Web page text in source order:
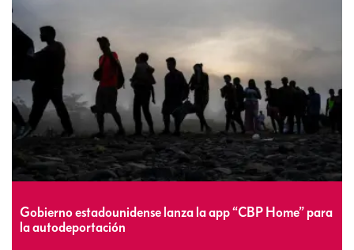
Gobierno estadounidense lanza la app “CBP Home” para
la autodeportación